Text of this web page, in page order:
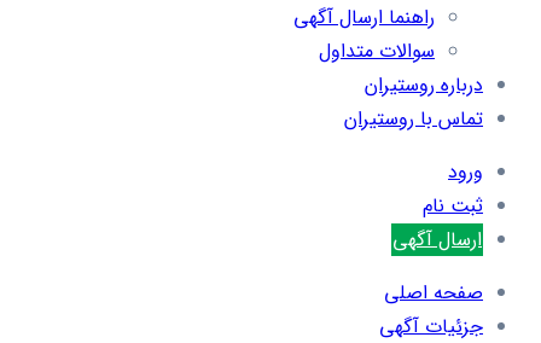
راهنما ارسال آگهی
سوالات متداول
درباره روستیران
تماس با روستیران
ورود
ثبت نام
ارسال آگهی
صفحه اصلی
جزئیات آگهی